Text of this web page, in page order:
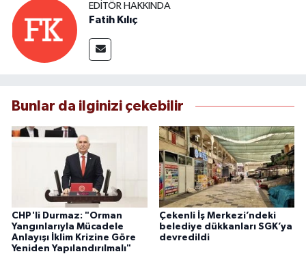
EDITÖR HAKKINDA
Fatih Kılıç
Bunlar da ilginizi çekebilir
CHP'li Durmaz: "Orman
Yangınlarıyla Mücadele
Anlayışı İklim Krizine Göre
Yeniden Yapılandırılmalı"
Çekenli İş Merkezi’ndeki
belediye dükkanları SGK’ya
devredildi